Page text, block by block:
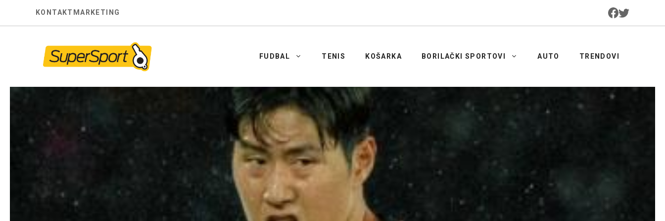
KONTAKT MARKETING
FUDBAL TENIS KOŠARKA BORILAČKI SPORTOVI AUTO TRENDOVI